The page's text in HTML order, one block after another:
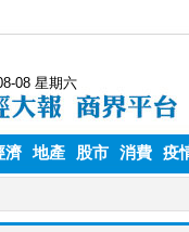
濟 地產 股市 消費 疫